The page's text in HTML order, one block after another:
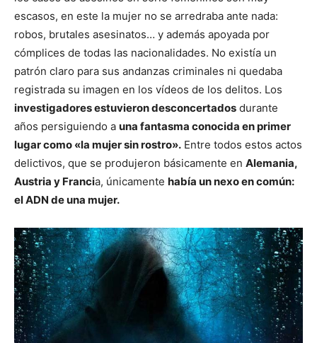
escasos, en este la mujer no se arredraba ante nada:
robos, brutales asesinatos… y además apoyada por
cómplices de todas las nacionalidades. No existía un
patrón claro para sus andanzas criminales ni quedaba
registrada su imagen en los vídeos de los delitos. Los
investigadores estuvieron desconcertados durante
años persiguiendo a una fantasma conocida en primer
lugar como «la mujer sin rostro». Entre todos estos actos
delictivos, que se produjeron básicamente en Alemania,
Austria y Francia, únicamente había un nexo en común:
el ADN de una mujer.